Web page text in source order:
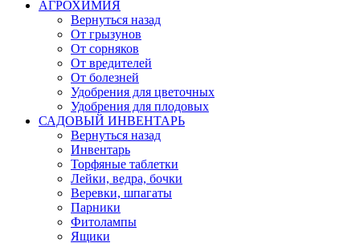
АГРОХИМИЯ
Вернуться назад
От грызунов
От сорняков
От вредителей
От болезней
Удобрения для цветочных
Удобрения для плодовых
САДОВЫЙ ИНВЕНТАРЬ
Вернуться назад
Инвентарь
Торфяные таблетки
Лейки, ведра, бочки
Веревки, шпагаты
Парники
Фитолампы
Ящики